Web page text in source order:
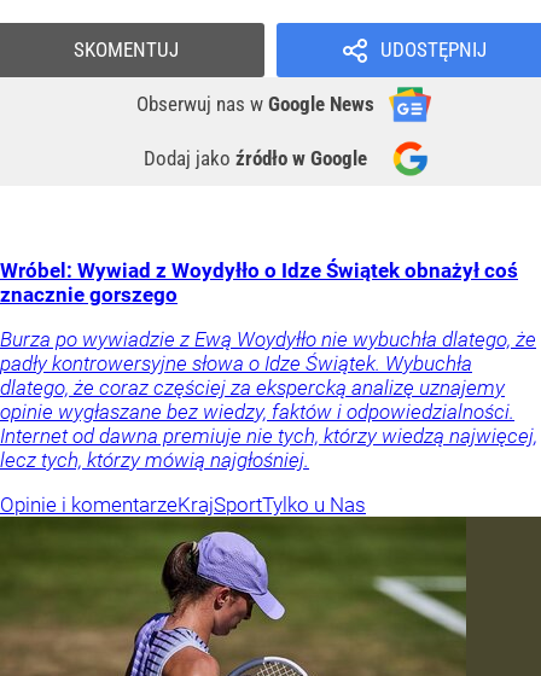
UDOSTĘPNIJ
Obserwuj nas w Google News
Dodaj jako źródło w Google
SKOMENTUJ
Wróbel: Wywiad z Woydyłło o Idze Świątek obnażył coś
znacznie gorszego
Burza po wywiadzie z Ewą Woydyłło nie wybuchła dlatego, że
padły kontrowersyjne słowa o Idze Świątek. Wybuchła
dlatego, że coraz częściej za ekspercką analizę uznajemy
opinie wygłaszane bez wiedzy, faktów i odpowiedzialności.
Internet od dawna premiuje nie tych, którzy wiedzą najwięcej,
lecz tych, którzy mówią najgłośniej.
Opinie i komentarzeKrajSportTylko u Nas